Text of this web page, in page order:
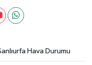
Hava Durumu